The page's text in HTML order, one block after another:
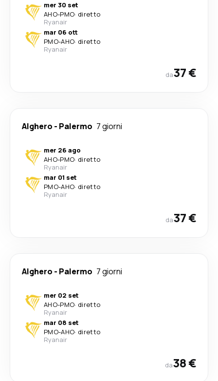
mer 30 set
AHO-PMO· diretto
Ryanair
mar 06 ott
PMO-AHO· diretto
Ryanair
da37 €
Alghero - Palermo 7 giorni
mer 26 ago
AHO-PMO· diretto
Ryanair
mar 01 set
PMO-AHO· diretto
Ryanair
da37 €
Alghero - Palermo 7 giorni
mer 02 set
AHO-PMO· diretto
Ryanair
mar 08 set
PMO-AHO· diretto
Ryanair
da38 €